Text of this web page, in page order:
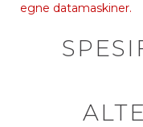
egne datamaskiner.